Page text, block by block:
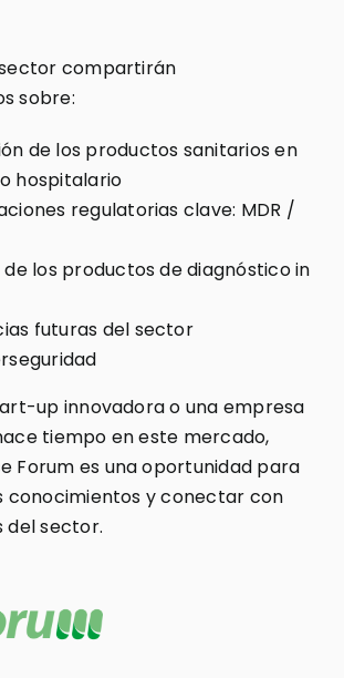
compartirán
sobre:
de los productos sanitarios en
hospitalario
regulatorias clave: MDR /
de los productos de diagnóstico in
futuras del sector
up innovadora o una empresa
tiempo en este mercado,
Forum es una oportunidad para
conocimientos y conectar con
del sector.